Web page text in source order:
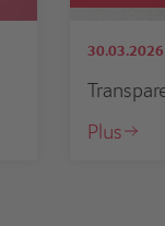
30.03.2026
Plus